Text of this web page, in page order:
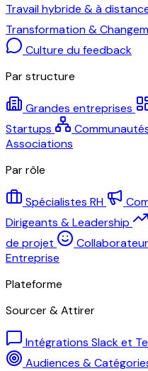
Travail hybride & à
Transformation &
Culture du feedback
Par structure
Grandes entreprises
Startups
Associations
Par rôle
Spécialistes RH
Dirigeants & Leadership
de projet
Entreprise
Plateforme
Sourcer & Attirer
Intégrations Slack et
Audiences &